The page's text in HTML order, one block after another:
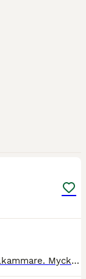
Årsmodell 2017. Aluminiumgolv och sadelkammare. Mycket fint skick, endast två ägare, sparsamt använd. Medföljer fyra vinterdäck med dubbar, extra skyddsmatta för golvet, trailerlås, dragskydd, överdra